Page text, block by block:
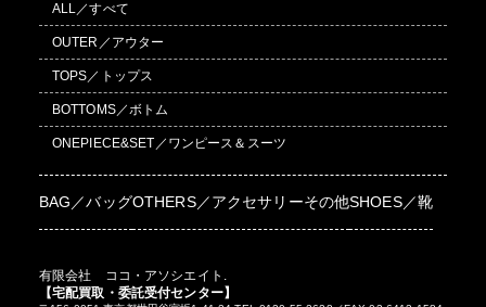
ALL／すべて
OUTER／アウター
TOPS／トップス
BOTTOMS／ボトム
ONEPIECE&SET／ワンピース＆スーツ
BAG／バッグOTHERS／アクセサリーその他SHOES／靴
有限会社 ココ・アソシエイト.
【宅配買取・委託受付センター】